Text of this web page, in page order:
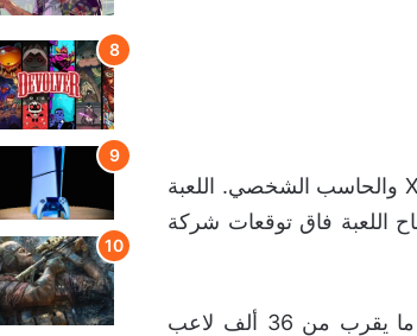
لعبة Star Wars Battlefront 2 صدرت في عام 2017 على أجهزة PS4 و Xbox One والحاسب الشخصي. اللعبة
اللعبة فاق توقعات شركة
في تغطية أخبار اللعبة، تم الكشف عن وجود ما يقرب من 36 ألف لاعب